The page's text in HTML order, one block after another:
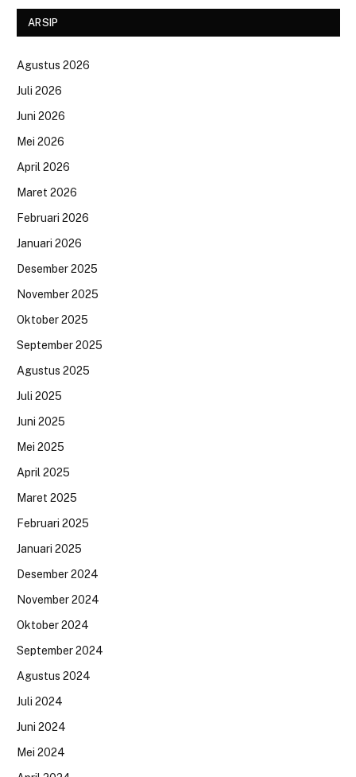
ARSIP
Agustus 2026
Juli 2026
Juni 2026
Mei 2026
April 2026
Maret 2026
Februari 2026
Januari 2026
Desember 2025
November 2025
Oktober 2025
September 2025
Agustus 2025
Juli 2025
Juni 2025
Mei 2025
April 2025
Maret 2025
Februari 2025
Januari 2025
Desember 2024
November 2024
Oktober 2024
September 2024
Agustus 2024
Juli 2024
Juni 2024
Mei 2024